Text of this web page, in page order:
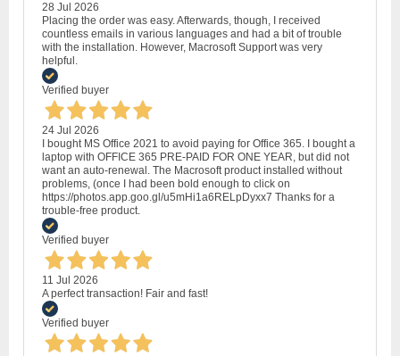
28 Jul 2026
Placing the order was easy. Afterwards, though, I received
countless emails in various languages and had a bit of trouble
with the installation. However, Macrosoft Support was very
helpful.
Verified buyer
24 Jul 2026
I bought MS Office 2021 to avoid paying for Office 365. I bought a
laptop with OFFICE 365 PRE-PAID FOR ONE YEAR, but did not
want an auto-renewal. The Macrosoft product installed without
problems, (once I had been bold enough to click on
https://photos.app.goo.gl/u5mHi1a6RELpDyxx7 Thanks for a
trouble-free product.
Verified buyer
11 Jul 2026
A perfect transaction! Fair and fast!
Verified buyer